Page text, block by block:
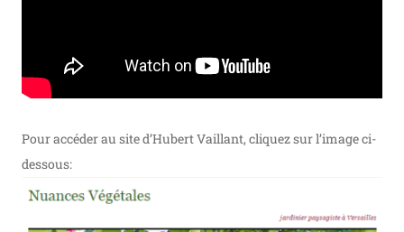
Pour accéder au site d’Hubert Vaillant, cliquez sur l’image ci-
dessous: